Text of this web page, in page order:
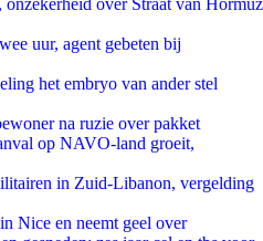
over Straat van Hormuz
uur, agent gebeten bij
het embryo van ander stel
na ruzie over pakket
op NAVO-land groeit,
in Zuid-Libanon, vergelding
Nice en neemt geel over